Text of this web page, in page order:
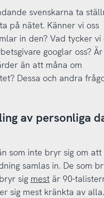
svenskarna ta
på nätet. Känner vi oss
in den? Vad tycker vi
googlar oss?
än att måna om
Dessa och andra
av personliga
som inte bryr sig om
samlas in. De som
sig mestär 90-
sig mest kränkta av alla.